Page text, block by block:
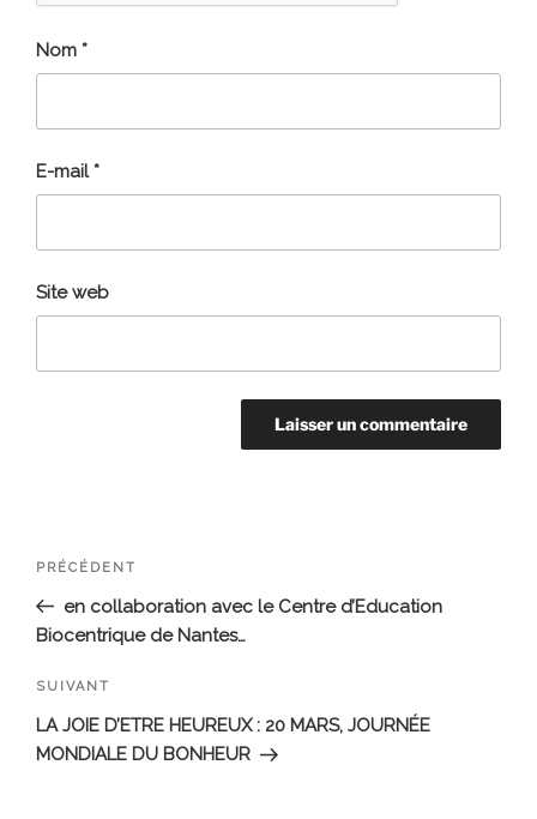
Nom *
E-mail*
Site web
Navigation
l’article
Article
précédent
PRÉCÉDENT
en collaboration avec le Centre d’Education
Biocentrique de Nantes…
Article
suivant
SUIVANT
LA JOIE D’ETRE HEUREUX : 20 MARS, JOURNÉE
MONDIALE DU BONHEUR